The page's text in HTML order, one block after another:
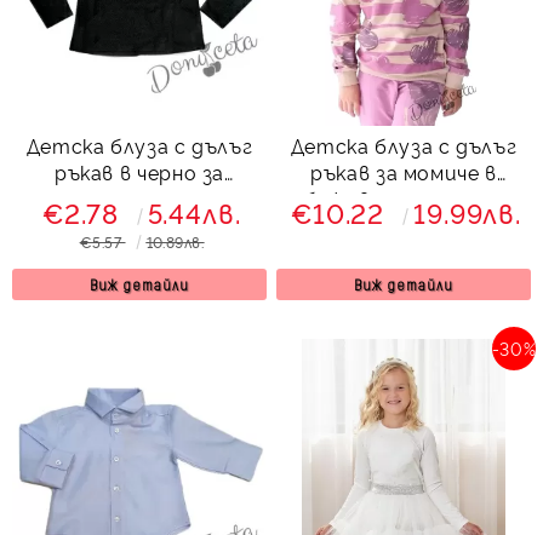
Детска блуза с дълъг
ръкав в черно за
момиче
€2.78 5.44лв.
€5.57 10.89лв.
Виж детайли
Детска блуза с дълъг
ръкав за момиче в
бежово и пепел от
рози със сърца
€10.22 19.99лв.
Виж детайли
-30%